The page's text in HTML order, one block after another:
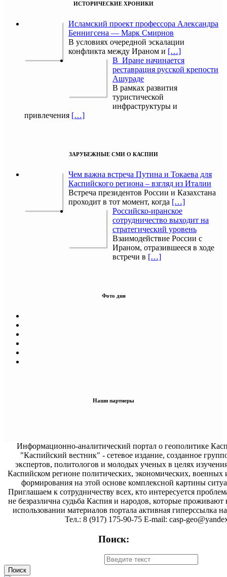
ИСТОРИЧЕСКИЕ ХРОНИКИ
Исламский проект профессора Александра
Беннигсена — Марк Смирнов
В условиях очередной эскалации
конфликта между Ираном и […]
В Иране начинается
реставрация русской крепости
Ашураде
В рамках развития
туристической
инфраструктуры и
привлечения […]
ЗАРУБЕЖНЫЕ СМИ О КАСПИИ
Чем важна встреча Путина и Токаева для
Каспийского региона – взгляд из Италии
Встреча президентов России и Казахстана
проходит в тот момент, когда […]
Российско-иранское
сотрудничество выходит на
стратегический уровень
Взаимодействие России с
Ираном, отразившееся в ходе
встречи в […]
Фото дня
Наши партнеры
Информационно-аналитический портал о геополитике
"Каспийский вестник" - сетевое издание, созданное
экспертов, политологов и молодых ученых в целях
Каспийском регионе политических, экономических, военных
формирования на этой основе комплексной картины
Приглашаем к сотрудничеству всех, кто интересуется
не безразлична судьба Каспия и народов, которые проживают
использовании материалов портала активная гиперссылка на
Тел.: 8 (917) 175-90-75 E-mail: casp-
Поиск: